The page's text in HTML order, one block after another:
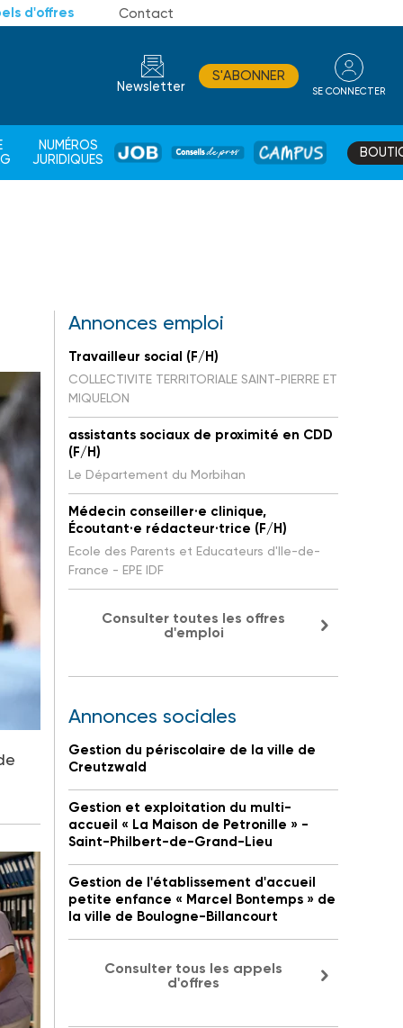
d'offres Contact
Newsletter
S'ABONNER
SE CONNECTER
NUMÉROS
JURIDIQUES
JOB
DE
CAMPUS
Annonces emploi
Travailleur social (F/H)
COLLECTIVITE TERRITORIALE SAINT-PIERRE ET
MIQUELON
assistants sociaux de proximité en CDD
(F/H)
Le Département du Morbihan
Médecin conseiller·e clinique,
Écoutant·e rédacteur·trice (F/H)
Ecole des Parents et Educateurs d'Ile-de-
France - EPE IDF
Consulter toutes les offres
d'emploi
Annonces sociales
Gestion du périscolaire de la ville de
Creutzwald
Gestion et exploitation du multi-
accueil « La Maison de Petronille » -
Saint-Philbert-de-Grand-Lieu
Gestion de l'établissement d'accueil
petite enfance « Marcel Bontemps » de
la ville de Boulogne-Billancourt
Consulter tous les appels
d'offres